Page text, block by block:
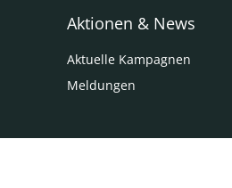
Aktionen & News
Aktuelle Kampagnen
Meldungen